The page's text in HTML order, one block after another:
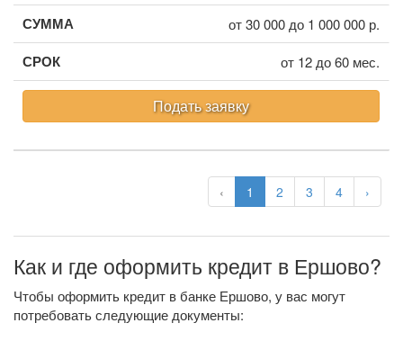
‹ 1 2 3 4 ›
от 30 000 до 1 000 000 р.
от 12 до 60 мес.
Подать заявку
Как и где оформить кредит в Ершово?
Чтобы оформить кредит в банке Ершово, у вас могут
потребовать следующие документы: